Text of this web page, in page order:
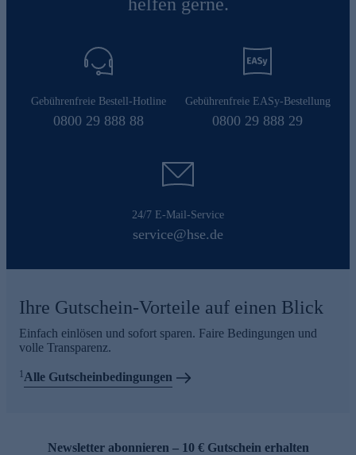
Gebührenfreie Bestell-Hotline
0800 29 888 88
Gebührenfreie EASy-Bestellung
0800 29 888 29
24/7 E-Mail-Service
service@hse.de
Ihre Gutschein-Vorteile auf einen Blick
Einfach einlösen und sofort sparen. Faire Bedingungen und
volle Transparenz.
1Alle Gutscheinbedingungen
Newsletter abonnieren – 10 € Gutschein erhalten